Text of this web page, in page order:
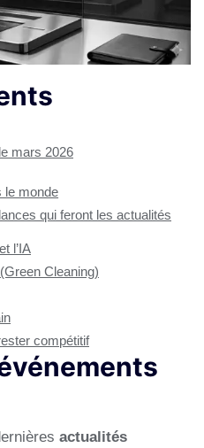
mars 2026
le monde
qui feront les actualités
l’IA
Cleaning)
compétitif
actualités